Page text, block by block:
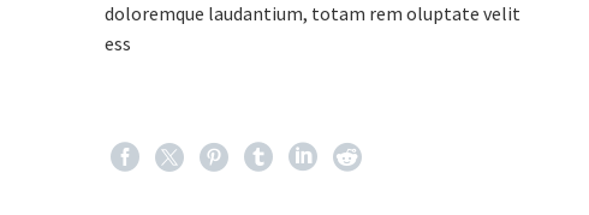
doloremque laudantium, totam rem oluptate velit
ess